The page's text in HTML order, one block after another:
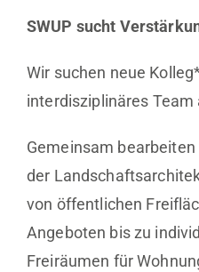
SWUP sucht
Wir suchen neue
interdisziplinäres Team
Gemeinsam
der
von öffentlichen
Angeboten bis zu
Freiräumen für